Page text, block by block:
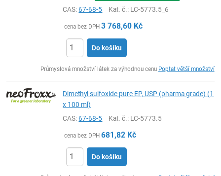
CAS:67-68-5 Kat. č.: LC-5773.5_6
cena bez DPH 3 768,60 Kč
Do košíku
Průmyslová množství látek za výhodnou cenu Poptat větší množství
Dimethyl sulfoxide pure EP, USP (pharma grade) (1
x 100 ml)
CAS:67-68-5 Kat. č.: LC-5773.5
cena bez DPH 681,82 Kč
Do košíku